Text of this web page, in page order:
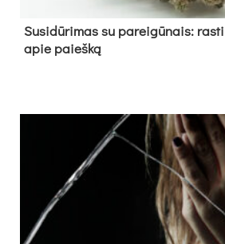
Su­si­dū­ri­mas su pa­rei­gū­nais:
apie paieš­ką